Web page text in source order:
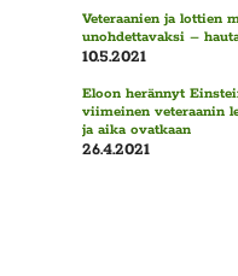
Veteraanien ja lottien
unohdettavaksi –
10.5.2021
Eloon herännyt
viimeinen veteraanin
ja aika ovatkaan
26.4.2021